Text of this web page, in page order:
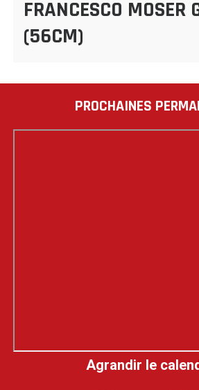
FRANCESCO MOSER
(56CM)
PROCHAINES
Agrandir le